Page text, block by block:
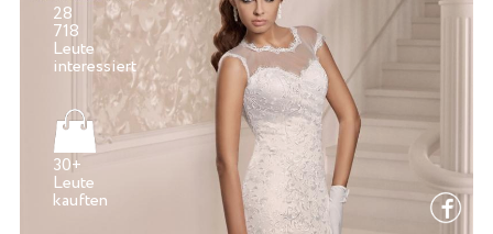
28
718
Leute
30+
Leute